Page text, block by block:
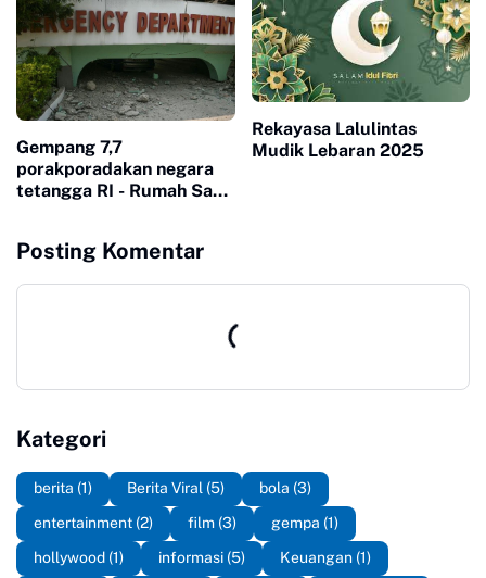
Gempang 7,7
porakporadakan negara
tetangga RI - Rumah Sakit
Rekayasa Lalulintas
Mudik Lebaran 2025
Posting Komentar
Kategori
berita (1) Berita Viral (5) bola (3)
entertainment (2) film (3) gempa (1)
hollywood (1) informasi (5) Keuangan (1)